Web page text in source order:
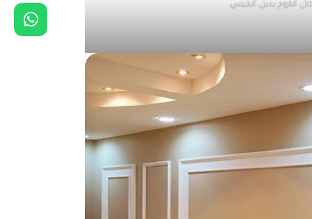
الفوم بديل الجبس